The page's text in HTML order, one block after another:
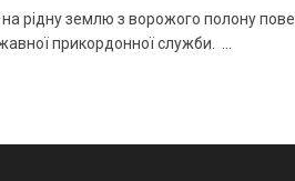
на рідну землю з ворожого полону
прикордонної служби. ...